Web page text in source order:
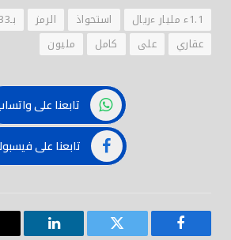
1.1ء مليار ءريال استحواذ الرمز بـ133
عقاري
على كامل مليون
تابعنا على
تابعنا على
فيسبوك تويتر لينكدود